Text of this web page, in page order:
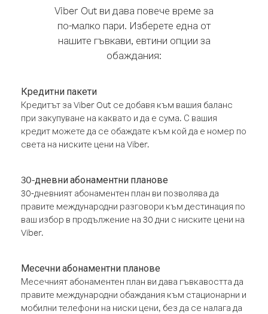
Viber Out ви дава повече време за
по-малко пари. Изберете една от
нашите гъвкави, евтини опции за
обаждания:
Кредитни пакети
Кредитът за Viber Out се добавя към вашия баланс
при закупуване на каквато и да е сума. С вашия
кредит можете да се обаждате към кой да е номер по
света на ниските цени на Viber.
30-дневни абонаментни планове
30-дневният абонаментен план ви позволява да
правите международни разговори към дестинация по
ваш избор в продължение на 30 дни с ниските цени на
Viber.
Месечни абонаментни планове
Месечният абонаментен план ви дава гъвкавостта да
правите международни обаждания към стационарни и
мобилни телефони на ниски цени, без да се налага да